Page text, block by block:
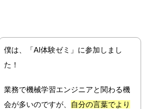
僕は、「AI体験ゼミ」に参加しまし
た！
業務で機械学習エンジニアと関わる機
会が多いのですが、
自分の言葉でより